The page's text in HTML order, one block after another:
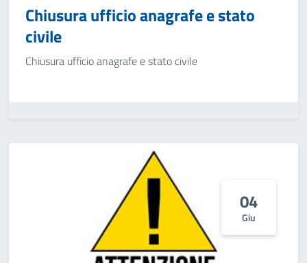
Chiusura ufficio anagrafe e stato
civile
Chiusura ufficio anagrafe e stato civile
04
Giu